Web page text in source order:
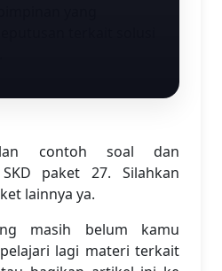
contoh soal dan
paket 27. Silahkan
lainnya ya.
masih belum kamu
lagi materi terkait